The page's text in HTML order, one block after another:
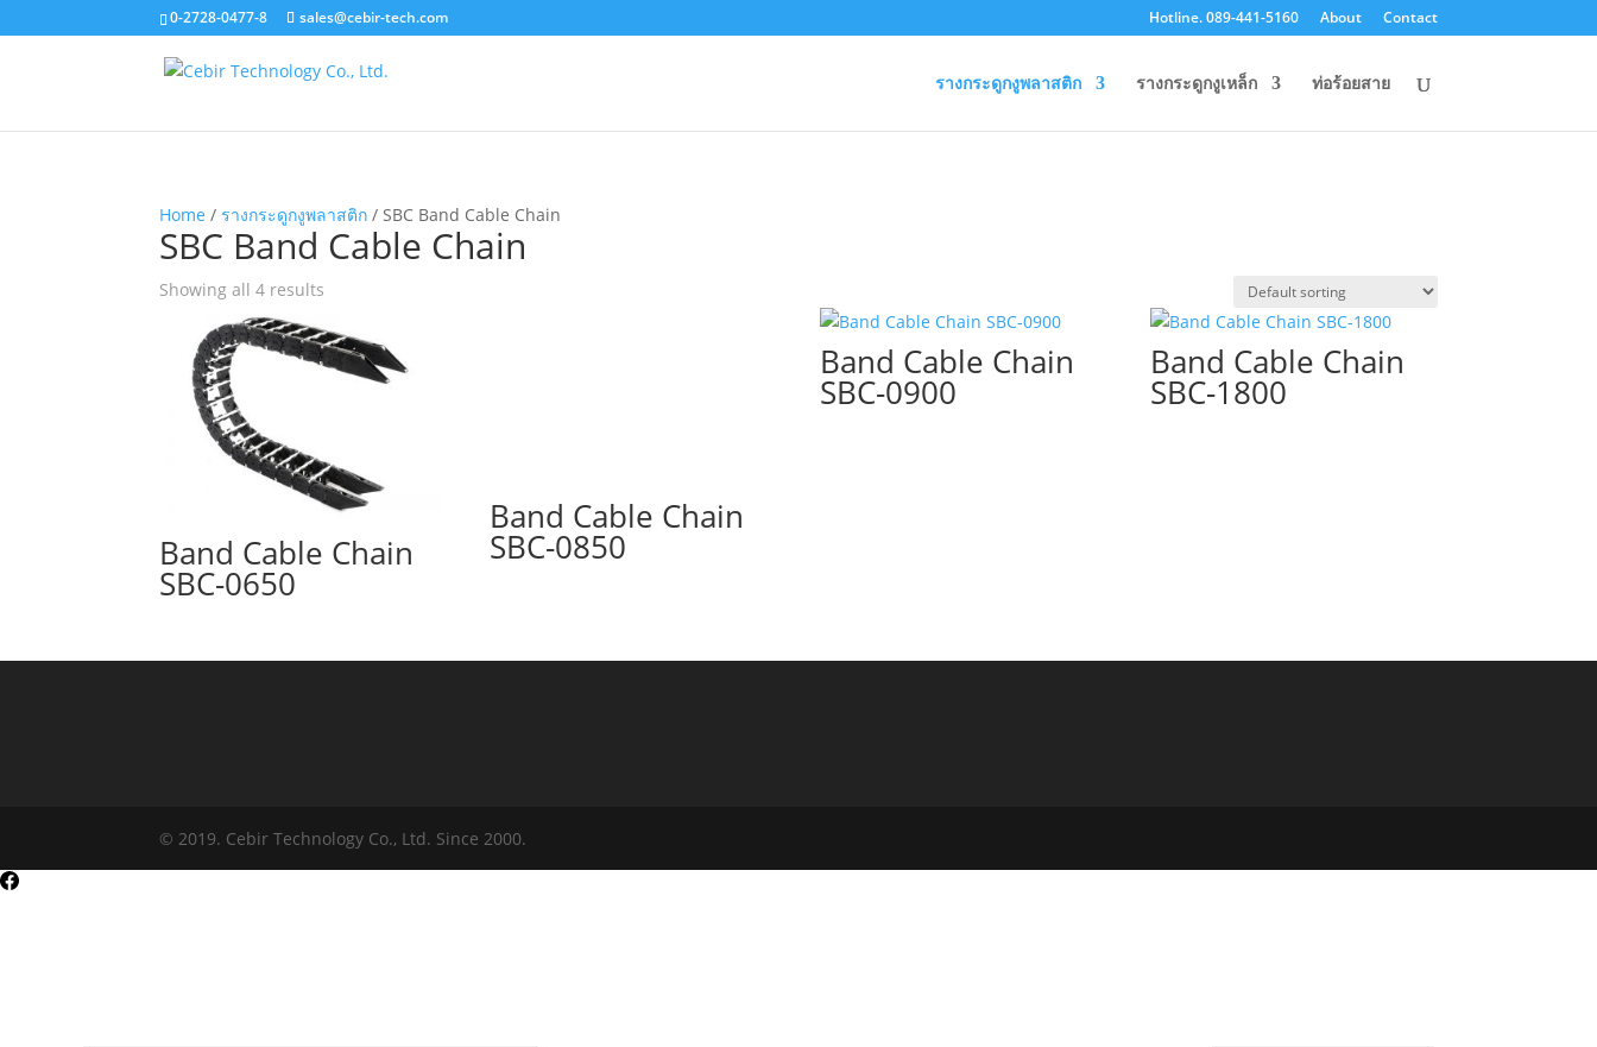
0-2728-0477-8 sales@cebir-tech.com Hotline. 089-441-5160 About Contact
รางกระดูกงูพลาสติก รางกระดูกงูเหล็ก ท่อร้อยสาย
Home / รางกระดูกงูพลาสติก / SBC Band Cable Chain
SBC Band Cable Chain
Showing all 4 results
Band Cable Chain
SBC-0650
Band Cable Chain
SBC-0850
Band Cable Chain
SBC-0900
Band Cable Chain
SBC-1800
© 2019. Cebir Technology Co., Ltd. Since 2000.